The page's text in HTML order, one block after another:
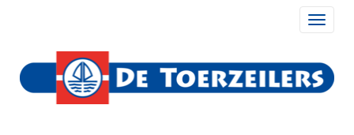
Toggle